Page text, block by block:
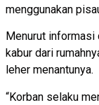
menggunakan
Menurut informasi
kabur dari
leher menantunya.
“Korban selaku